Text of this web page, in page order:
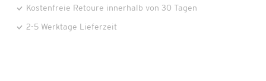
Kostenfreie Retoure innerhalb von 30 Tagen
2-5 Werktage Lieferzeit